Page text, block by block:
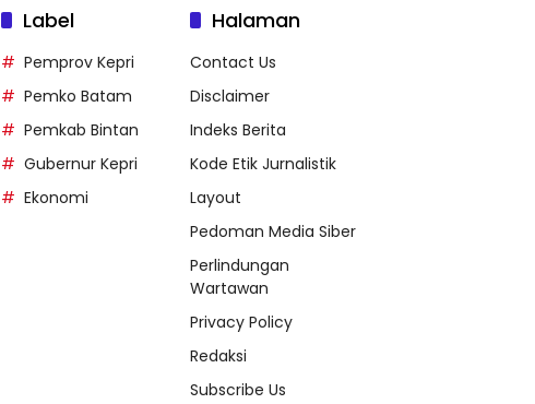
Label
Pemprov Kepri
Pemko Batam
Pemkab Bintan
Gubernur Kepri
Ekonomi
Halaman
Contact Us
Disclaimer
Indeks Berita
Kode Etik Jurnalistik
Layout
Pedoman Media Siber
Perlindungan
Wartawan
Privacy Policy
Redaksi
Subscribe Us